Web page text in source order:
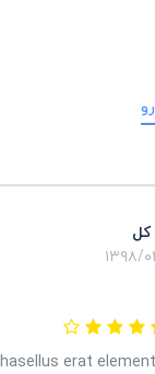
کل
۰۲/۰۵
erat